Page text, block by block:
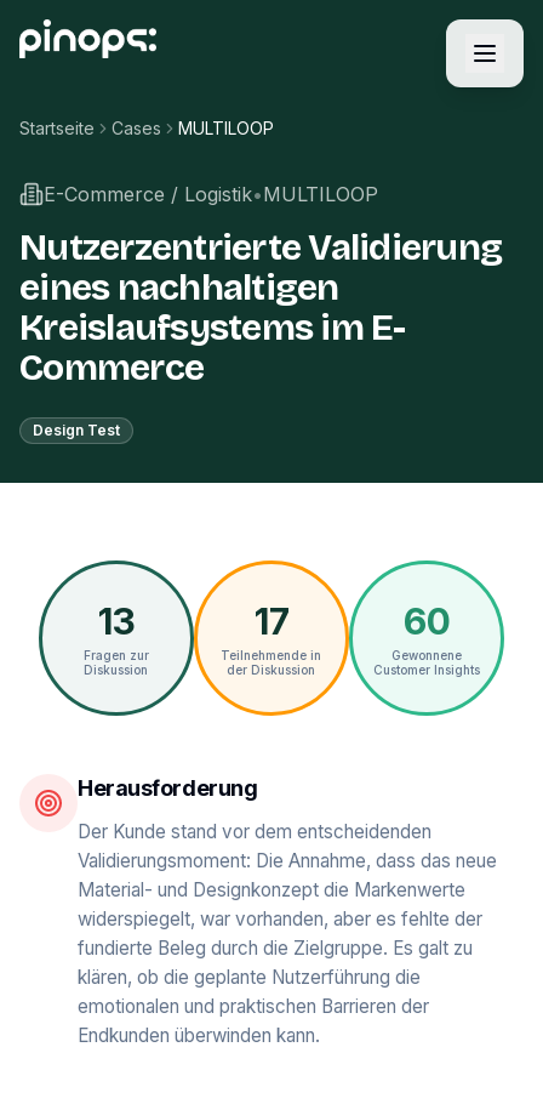
Startseite Cases MULTILOOP
E-Commerce / Logistik•MULTILOOP
Nutzerzentrierte Validierung
eines nachhaltigen
Kreislaufsystems im E-
Commerce
Design Test
13
Fragen zur
Diskussion
17
Teilnehmende in
der Diskussion
60
Gewonnene
Customer Insights
Herausforderung
Der Kunde stand vor dem entscheidenden
Validierungsmoment: Die Annahme, dass das neue
Material- und Designkonzept die Markenwerte
widerspiegelt, war vorhanden, aber es fehlte der
fundierte Beleg durch die Zielgruppe. Es galt zu
klären, ob die geplante Nutzerführung die
emotionalen und praktischen Barrieren der
Endkunden überwinden kann.